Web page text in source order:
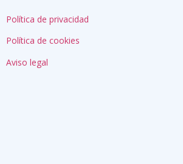
Política de privacidad
Política de cookies
Aviso legal